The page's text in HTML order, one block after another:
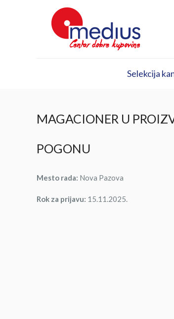
Selekcija
MAGACIONER U
POGONU
Mesto rada: Nova Pazova
Rok za prijavu: 15.11.2025.